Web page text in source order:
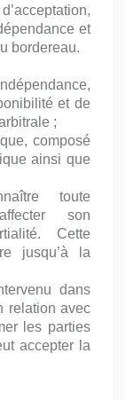
et
bordereau.
et de
;
composé
ainsi que
toute
son
Cette
jusqu’à la
dans
relation avec
les parties
accepter la